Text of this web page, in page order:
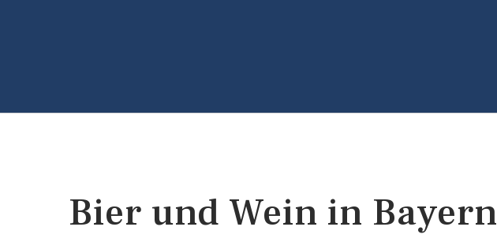
Bier und Wein in Bayern